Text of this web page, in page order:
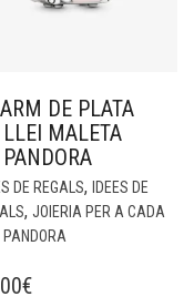
DE PLATA
LLEI MALETA
PANDORA
DE REGALS,
IDEES DE
, JOIERIA PER A CADA
PANDORA
€